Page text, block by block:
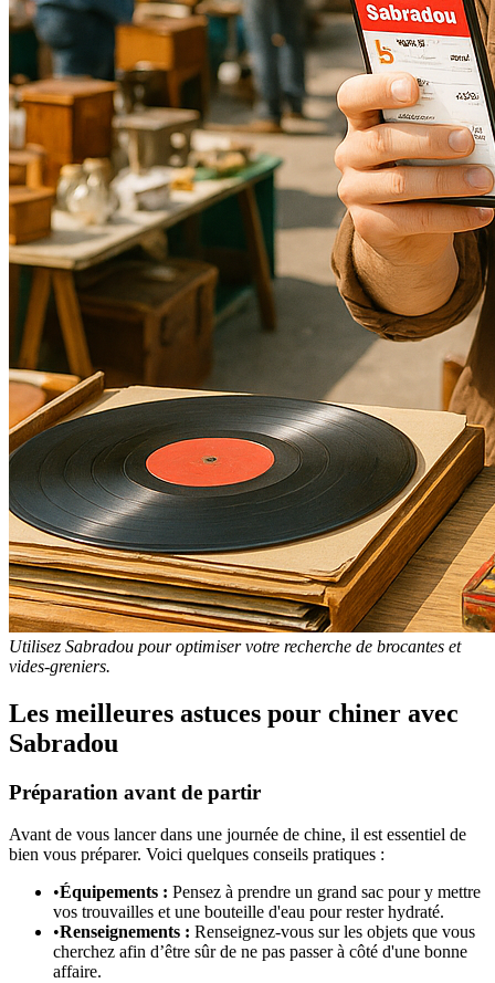
Utilisez Sabradou pour optimiser votre recherche de brocantes et
vides-greniers.
Les meilleures astuces pour chiner avec
Sabradou
Préparation avant de partir
Avant de vous lancer dans une journée de chine, il est essentiel de
bien vous préparer. Voici quelques conseils pratiques :
•Équipements : Pensez à prendre un grand sac pour y mettre
vos trouvailles et une bouteille d'eau pour rester hydraté.
•Renseignements : Renseignez-vous sur les objets que vous
cherchez afin d’être sûr de ne pas passer à côté d'une bonne
affaire.